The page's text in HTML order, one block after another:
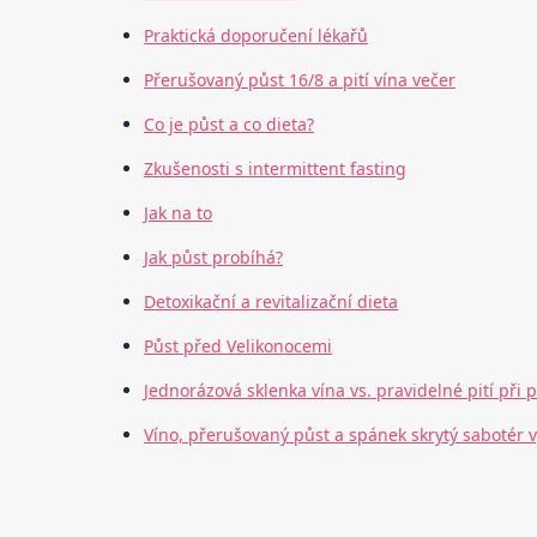
Praktická doporučení lékařů
Přerušovaný půst 16/8 a pití vína večer
Co je půst a co dieta?
Zkušenosti s intermittent fasting
Jak na to
Jak půst probíhá?
Detoxikační a revitalizační dieta
Půst před Velikonocemi
Jednorázová sklenka vína vs. pravidelné pití při
Víno, přerušovaný půst a spánek skrytý sabotér